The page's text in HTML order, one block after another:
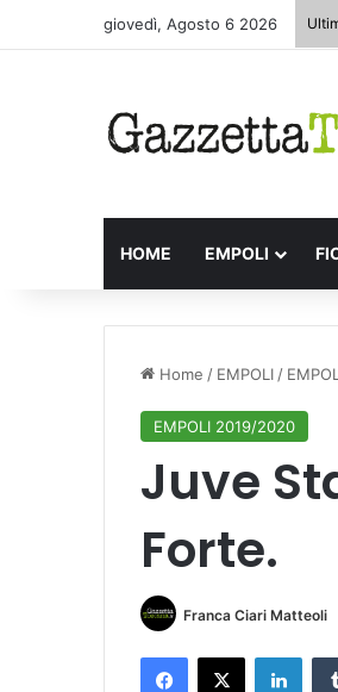
giovedì, Agosto 6 2026
HOME EMPOLI
Home / EMPOLI /
EMPOLI 2019/2020
Juve
Forte.
Franca Ciari Matteoli